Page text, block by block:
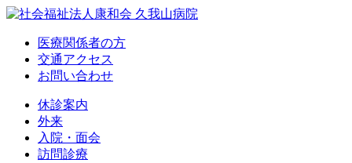
医療関係者の方
交通アクセス
お問い合わせ
休診案内
外来
入院・面会
訪問診療